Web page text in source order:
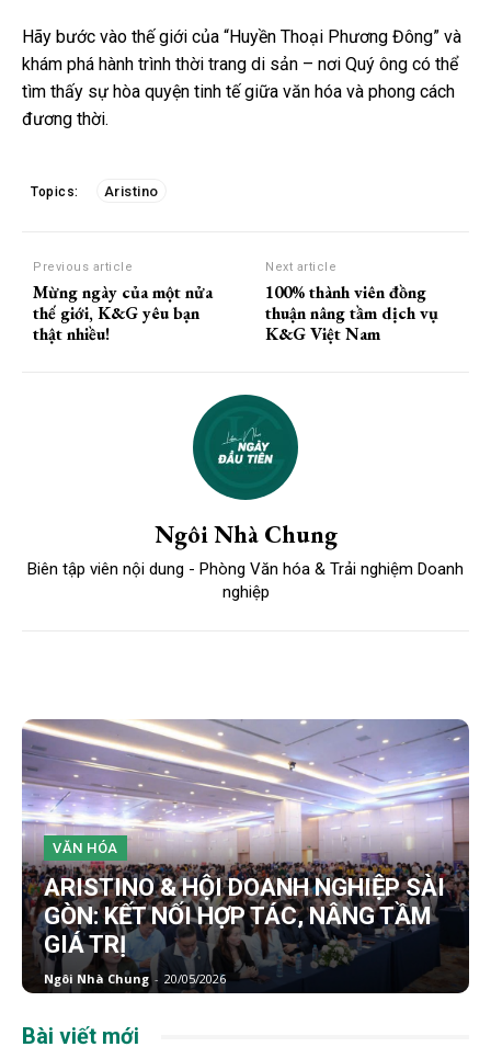
Hãy bước vào thế giới của “Huyền Thoại Phương Đông” và
khám phá hành trình thời trang di sản – nơi Quý ông có thể
tìm thấy sự hòa quyện tinh tế giữa văn hóa và phong cách
đương thời.
Topics: Aristino
Previous article
Mừng ngày của một nửa
thế giới, K&G yêu bạn
thật nhiều!
Next article
100% thành viên đồng
thuận nâng tầm dịch vụ
K&G Việt Nam
Ngôi Nhà Chung
Biên tập viên nội dung - Phòng Văn hóa & Trải nghiệm Doanh
nghiệp
VĂN HÓA
ARISTINO & HỘI DOANH NGHIỆP SÀI
GÒN: KẾT NỐI HỢP TÁC, NÂNG TẦM
GIÁ TRỊ
Ngôi Nhà Chung - 20/05/2026
Bài viết mới